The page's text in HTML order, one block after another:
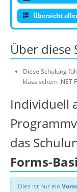
Übersicht
Über diese
Diese Schulung
klassischem .NET
Individuell
das
Forms-
Dies ist nur ein